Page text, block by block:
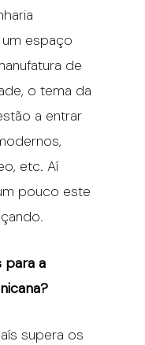
espaço
de
o tema da
a entrar
etc. Aí
pouco este
para a
supera os